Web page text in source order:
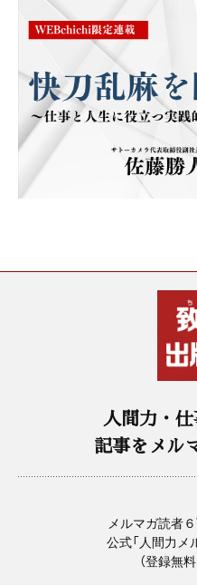
人間力・
記事をメル
メルマガ読者
公式「人間力メ
（登録無